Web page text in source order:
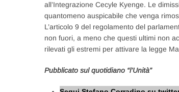
all’Integrazione Cecyle Kyenge. Le
quantomeno auspicabile che venga
L’articolo 9 del regolamento del
non fuori, a meno che questi ultimi non
rilevati gli estremi per attivare la legge
Pubblicato sul quotidiano “l’Unità”